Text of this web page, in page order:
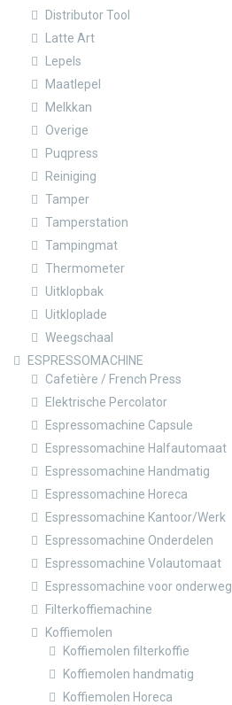
Distributor Tool
Latte Art
Lepels
Maatlepel
Melkkan
Overige
Puqpress
Reiniging
Tamper
Tamperstation
Tampingmat
Thermometer
Uitklopbak
Uitkloplade
Weegschaal
ESPRESSOMACHINE
Cafetière / French Press
Elektrische Percolator
Espressomachine Capsule
Espressomachine Halfautomaat
Espressomachine Handmatig
Espressomachine Horeca
Espressomachine Kantoor/Werk
Espressomachine Onderdelen
Espressomachine Volautomaat
Espressomachine voor onderweg
Filterkoffiemachine
Koffiemolen
Koffiemolen filterkoffie
Koffiemolen handmatig
Koffiemolen Horeca